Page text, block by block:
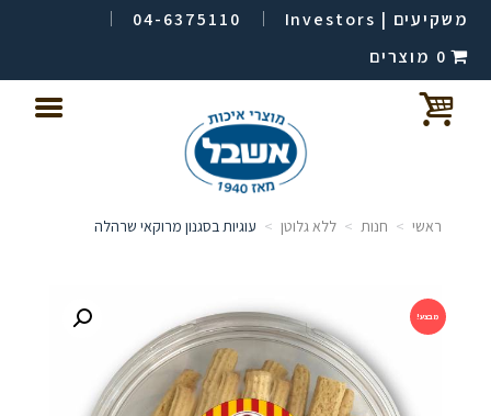
משקיעים | Investors
04-6375110
0 מוצרים
ראשי חנות ללא גלוטן עוגיות בסגנון מרוקאי שרהלה
מבצע!